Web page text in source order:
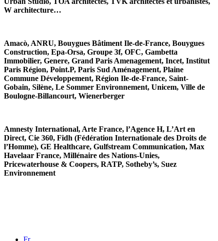
W architecture…
Amacò, ANRU, Bouygues Bâtiment Ile-de-France, Bouygues
Construction, Epa-Orsa, Groupe 3f, OFC, Gambetta
Immobilier, Genere, Grand Paris Amenagement, Incet, Institut
Paris Région, Point.P, Paris Sud Aménagement, Plaine
Commune Développement, Région Ile-de-France, Saint-
Gobain, Silène, Le Sommer Environnement, Unicem, Ville de
Boulogne-Billancourt, Wienerberger
Amnesty International, Arte France, l’Agence H, L’Art en
Direct, Cie 360, Fidh (Fédération Internationale des Droits de
l’Homme), GE Healthcare, Gulfstream Communication, Max
Havelaar France, Millénaire des Nations-Unies,
Pricewaterhouse & Coopers, RATP, Sotheby’s, Suez
Environnement
Fr